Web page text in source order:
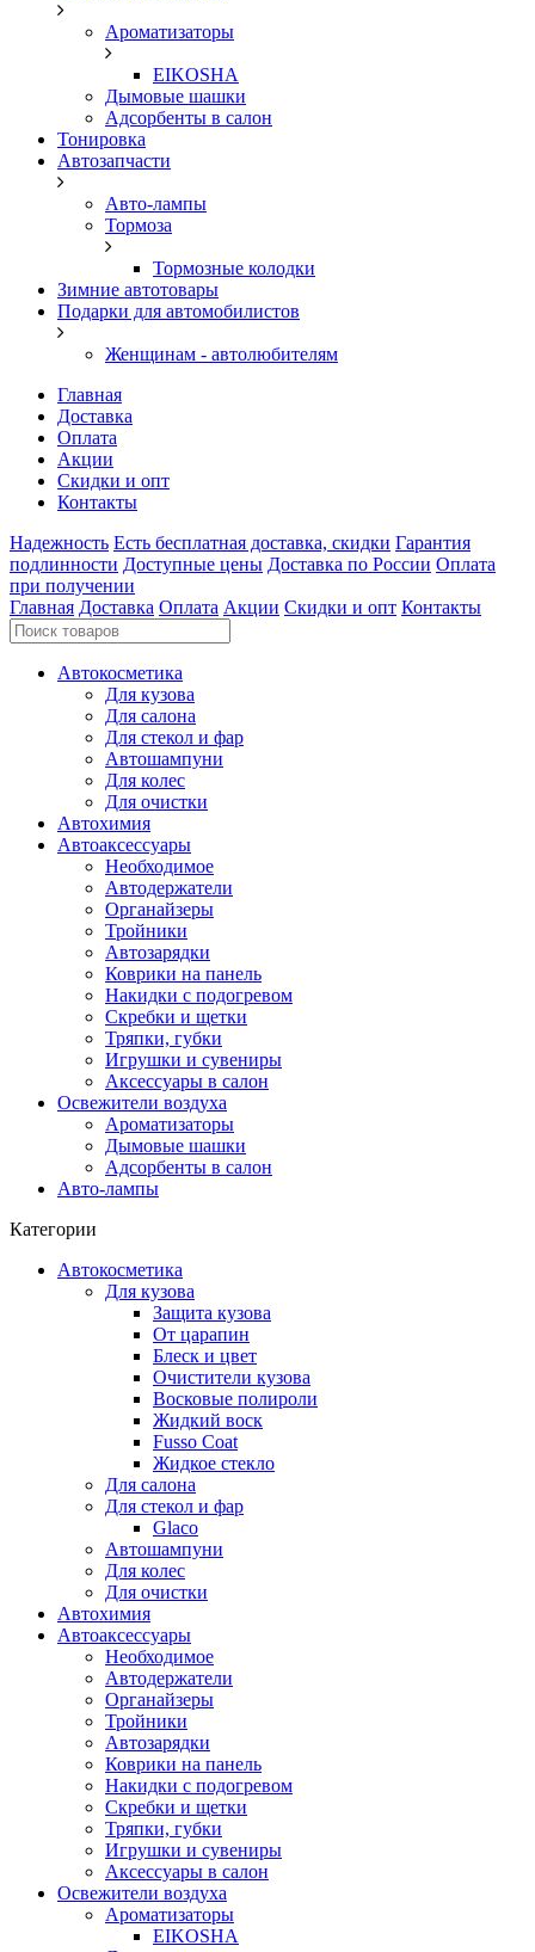
Ароматизаторы
EIKOSHA
Дымовые шашки
Адсорбенты в салон
Тонировка
Автозапчасти
Авто-лампы
Тормоза
Тормозные колодки
Зимние автотовары
Подарки для автомобилистов
Женщинам - автолюбителям
Главная
Доставка
Оплата
Акции
Скидки и опт
Контакты
Надежность Есть бесплатная доставка, скидки Гарантия
подлинности Доступные цены Доставка по России Оплата
при получении
Главная Доставка Оплата Акции Скидки и опт Контакты
Автокосметика
Для кузова
Для салона
Для стекол и фар
Автошампуни
Для колес
Для очистки
Автохимия
Автоаксессуары
Необходимое
Автодержатели
Органайзеры
Тройники
Автозарядки
Коврики на панель
Накидки с подогревом
Скребки и щетки
Тряпки, губки
Игрушки и сувениры
Аксессуары в салон
Освежители воздуха
Ароматизаторы
Дымовые шашки
Адсорбенты в салон
Авто-лампы
Категории
Автокосметика
Для кузова
Защита кузова
От царапин
Блеск и цвет
Очистители кузова
Восковые полироли
Жидкий воск
Fusso Coat
Жидкое стекло
Для салона
Для стекол и фар
Glaco
Автошампуни
Для колес
Для очистки
Автохимия
Автоаксессуары
Необходимое
Автодержатели
Органайзеры
Тройники
Автозарядки
Коврики на панель
Накидки с подогревом
Скребки и щетки
Тряпки, губки
Игрушки и сувениры
Аксессуары в салон
Освежители воздуха
Ароматизаторы
EIKOSHA